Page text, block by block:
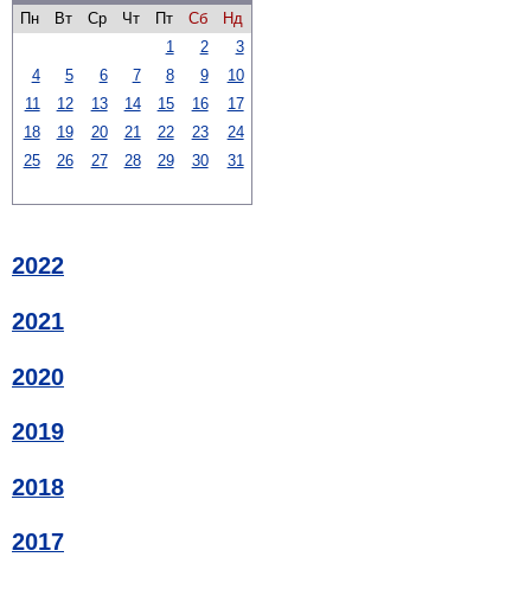
Пн
Вт Ср Чт Пт Сб
Нд
1
2
3
4
5 6 7 8 9
10
11
12 13 14 15 16
17
18
19 20 21 22 23
24
25
26 27 28 29 30 31
2022
2021
2020
2019
2018
2017